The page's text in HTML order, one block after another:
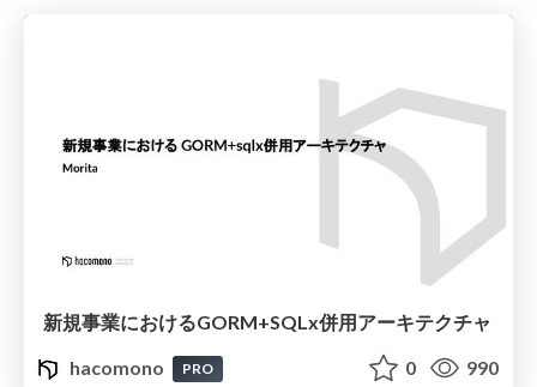
新規事業におけるGORM+SQLx併用アーキテクチャ
hacomono
PRO 0 990